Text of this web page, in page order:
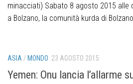
minacciati) Sabato 8 agosto 2015 alle
a Bolzano, la comunità kurda di
ASIA/ MONDO 23 AGOSTO 2015
Yemen: Onu lancia l’allarme